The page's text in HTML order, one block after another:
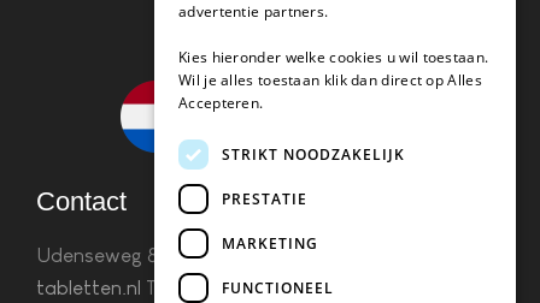
Contact
Udenseweg 8B 5405 PA Udeninfo(@)koffie-
tabletten.nl Tel. 085 782 5578KvK 67529623 Btw:
advertentie partners.
Kies hieronder welke cookies u wil toestaan.
Wil je alles toestaan klik dan direct op Alles
Accepteren.
STRIKT NOODZAKELIJK
PRESTATIE
MARKETING
FUNCTIONEEL